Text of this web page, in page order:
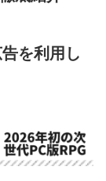
を利用し